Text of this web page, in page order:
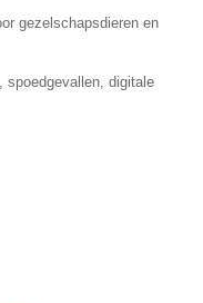
gezelschapsdieren en
digitale